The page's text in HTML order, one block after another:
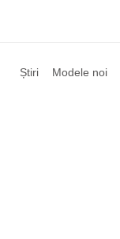
Știri Modele noi